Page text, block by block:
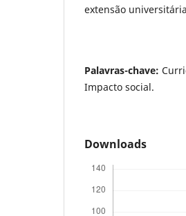
extensão
Palavras-chave:
Impacto social.
Downloads